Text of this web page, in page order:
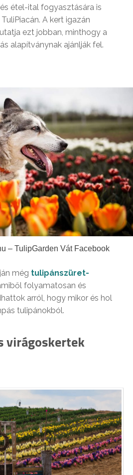
étel-ital fogyasztására is
A kert igazán
ezt jobban, minthogy a
alapítványnak ajánlják fel.
– TulipGarden Vát Facebook
még tulipánszüret-
folyamatosan és
arról, hogy mikor és hol
tulipánokból.
virágoskertek